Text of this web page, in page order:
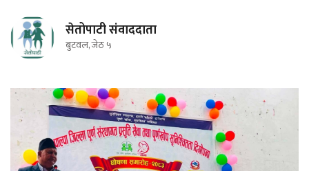
सेतोपाटी संवाददाता
बुटवल, जेठ ५